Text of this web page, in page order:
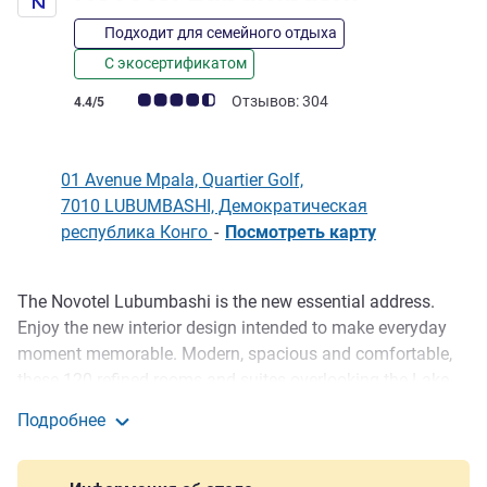
Подходит для семейного отдыха
С экосертификатом
Примечание: отзывы клиентов (Рейтинг ALL)
4.4/5 Отзывов: 304
01 Avenue Mpala, Quartier Golf,
7010 LUBUMBASHI, Демократическая
республика Конго - Посмотреть карту
Описание
The Novotel Lubumbashi is the new essential address.
Enjoy the new interior design intended to make everyday
moment memorable. Modern, spacious and comfortable,
new concept of open kitchen. The nail of the show takes
place on our roof top with panoramic views and enjoy the
Подробнее